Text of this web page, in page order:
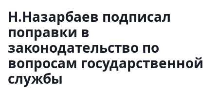
Н.Назарбаев подписал
поправки в
законодательство по
вопросам государственной
службы